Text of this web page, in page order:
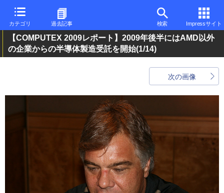
カテゴリ 過去記事 検索 Impressサイト
【COMPUTEX 2009レポート】2009年後半にはAMD以外
の企業からの半導体製造受託を開始(1/14)
次の画像